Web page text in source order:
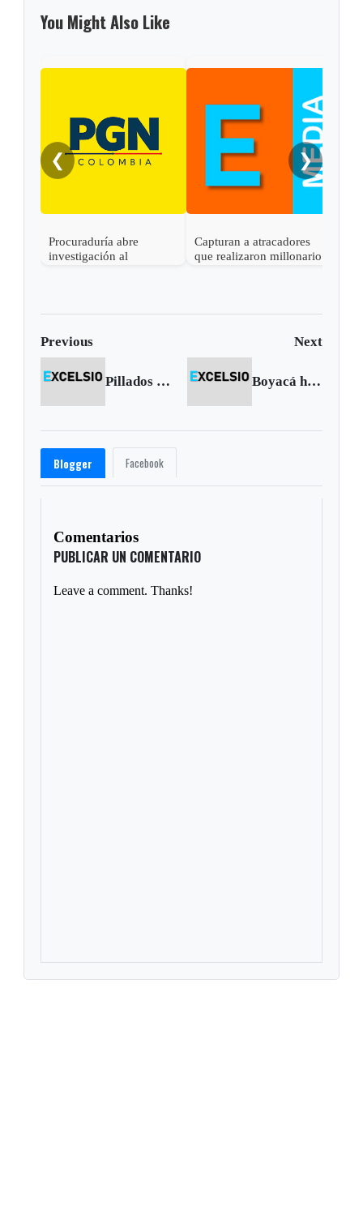
You Might Also Like
❮
Procuraduría abre
investigación al
política
Capturan a atracadores
que realizaron millonario
❯
Previous Next
Pillados por Excelsio Boyacá ha recibido $20.700 millones mediante banca de oportunidades
Blogger Facebook
Comentarios
PUBLICAR UN COMENTARIO
Leave a comment. Thanks!